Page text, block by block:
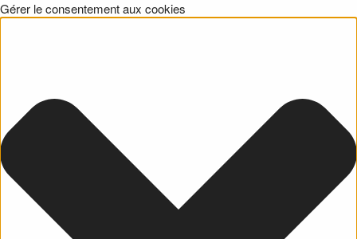
Gérer le consentement aux cookies